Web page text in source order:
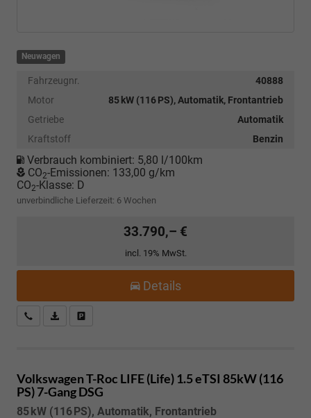
Neuwagen
Fahrzeugnr.
40888
Motor
85 kW (116 PS), Automatik, Frontantrieb
Getriebe
Automatik
Kraftstoff
Benzin
Verbrauch kombiniert: 5,80 l/100km
CO2-Emissionen: 133,00 g/km
CO2-Klasse: D
unverbindliche Lieferzeit: 6 Wochen
33.790,– €
incl. 19% MwSt.
Details
Kostenloser Rückruf-Service
PDF-Datei, Fahrzeugexposé drucken
Volkswagen T-Roc LIFE (Life) 1.5 eTSI 85kW (116
PS) 7-Gang DSG
85 kW (116 PS), Automatik, Frontantrieb